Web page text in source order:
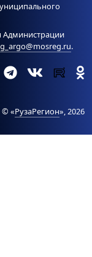
Администрации
.
© «РузаРегион», 2026